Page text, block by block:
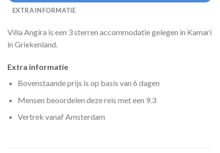
EXTRA INFORMATIE
Villa Angira is een 3 sterren accommodatie gelegen in Kamari
in Griekenland.
Extra informatie
Bovenstaande prijs is op basis van 6 dagen
Mensen beoordelen deze reis met een 9.3
Vertrek vanaf Amsterdam